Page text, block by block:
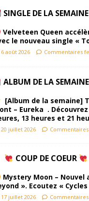
SINGLE DE LA SEMAINE
Velveteen Queen
le nouveau single «
6 août 2026 Commentaires
ALBUM DE LA SEMAINE
[Album de la semaine]
– Eureka .
13 heures et 21
20 juillet 2026
COUP DE COEUR
Mystery Moon – Nouvel
». Ecoutez «
17 juillet 2026